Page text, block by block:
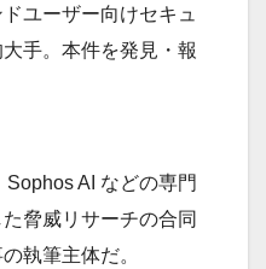
ユーザー向けセキュ
手。本件を発見・報
AI などの専門
脅威リサーチの合同
執筆主体だ。